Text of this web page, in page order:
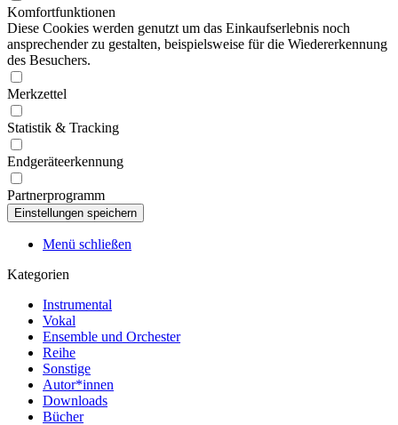
Komfortfunktionen
Diese Cookies werden genutzt um das Einkaufserlebnis noch
ansprechender zu gestalten, beispielsweise für die Wiedererkennung
des Besuchers.
Merkzettel
Statistik & Tracking
Endgeräteerkennung
Partnerprogramm
Menü schließen
Kategorien
Instrumental
Vokal
Ensemble und Orchester
Reihe
Sonstige
Autor*innen
Downloads
Bücher